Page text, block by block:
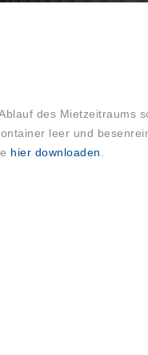
des Mietzeitraums
leer und
hier downloaden